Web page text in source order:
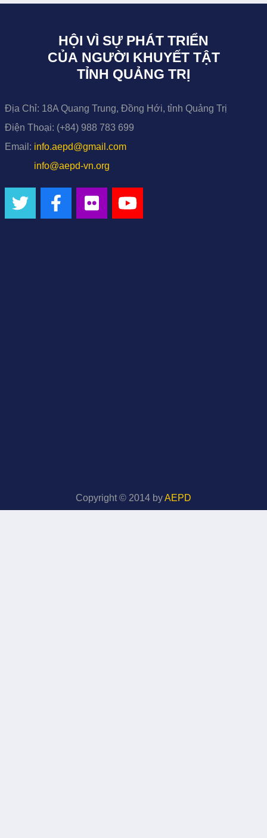
HỘI VÌ SỰ PHÁT TRIỂN
CỦA NGƯỜI KHUYẾT TẬT
TỈNH QUẢNG TRỊ
Địa Chỉ: 18A Quang Trung, Đồng Hới, tỉnh Quảng Trị
Điện Thoại: (+84) 988 783 699
Email: info.aepd@gmail.com
info@aepd-vn.org
Copyright © 2014 byAEPD